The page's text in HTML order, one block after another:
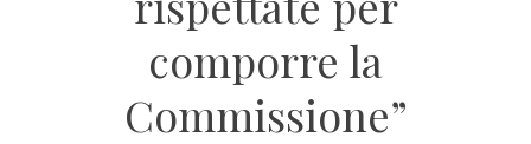
comporre la
Commissione”